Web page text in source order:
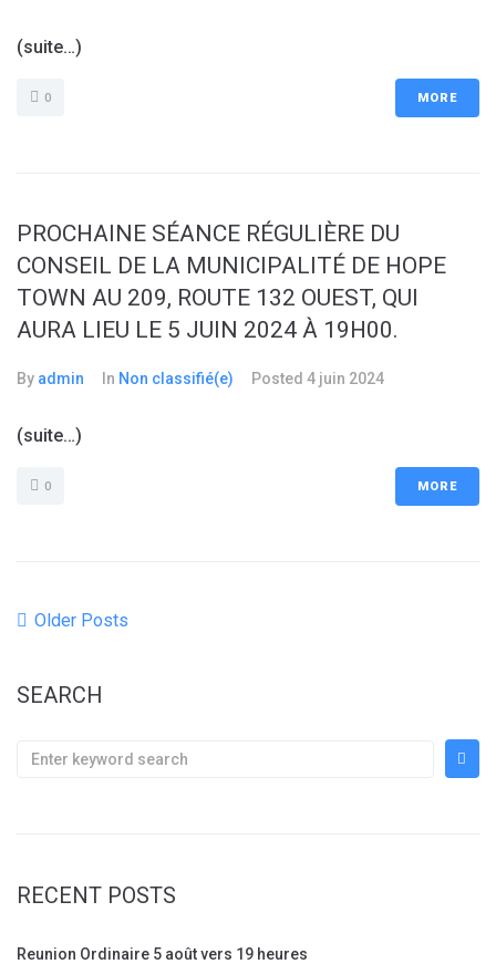
(suite…)
0 MORE
PROCHAINE SÉANCE RÉGULIÈRE DU
CONSEIL DE LA MUNICIPALITÉ DE HOPE
TOWN AU 209, ROUTE 132 OUEST, QUI
AURA LIEU LE 5 JUIN 2024 À 19H00.
By admin In Non classifié(e) Posted 4 juin 2024
(suite…)
0 MORE
Older Posts
SEARCH
RECENT POSTS
Reunion Ordinaire 5 août vers 19 heures